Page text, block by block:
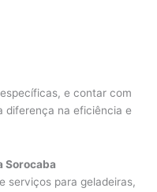
e contar com
diferença na eficiência e
Sorocaba
serviços para geladeiras,